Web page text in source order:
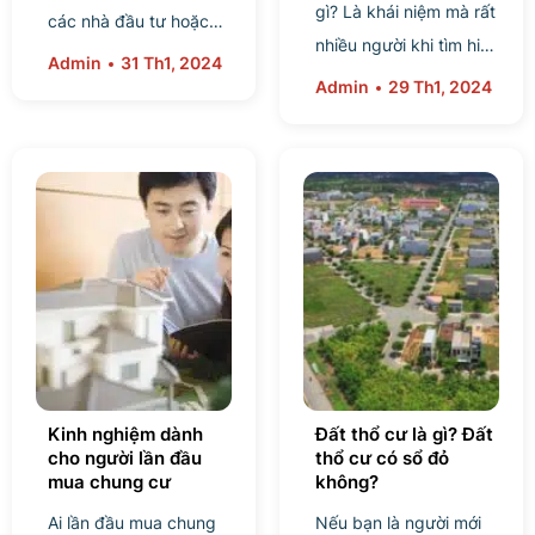
các nhà đầu tư hoặc
người mua thường sẽ
Admin 31 Th1, 2024
gì? Là khái niệm mà rất
nhiều người khi tìm hiểu
về bất động sản tò mò.
đất...
Admin 29 Th1, 2024
Kinh nghiệm dành
cho người lần đầu
mua chung cư
Ai lần đầu mua chung
Đất thổ cư là gì? Đất
thổ cư có sổ đỏ
không?
Nếu bạn là người mới